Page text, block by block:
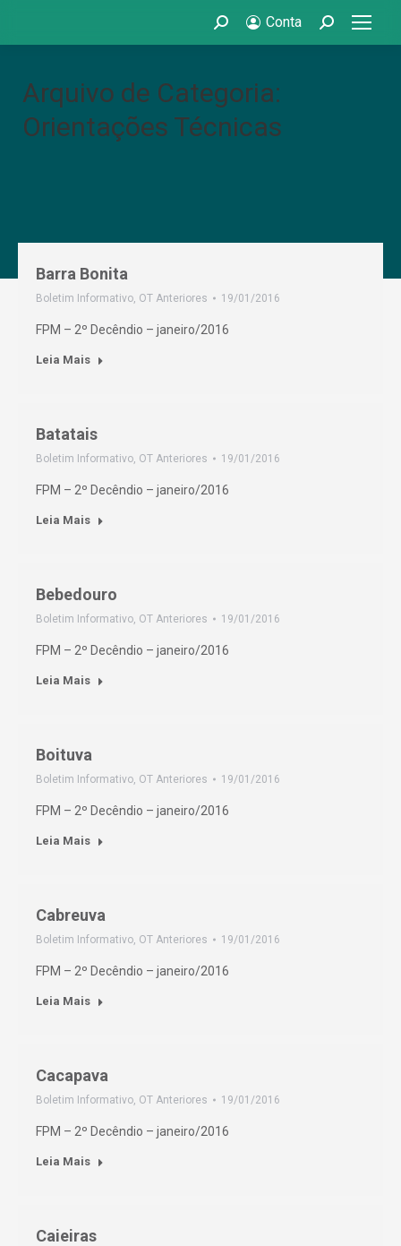
Search: Conta Search:
Arquivo de Categoria:
Orientações Técnicas
Barra Bonita
Boletim Informativo, OT Anteriores 19/01/2016
FPM – 2º Decêndio – janeiro/2016
Leia Mais
Batatais
Boletim Informativo, OT Anteriores 19/01/2016
FPM – 2º Decêndio – janeiro/2016
Leia Mais
Bebedouro
Boletim Informativo, OT Anteriores 19/01/2016
FPM – 2º Decêndio – janeiro/2016
Leia Mais
Boituva
Boletim Informativo, OT Anteriores 19/01/2016
FPM – 2º Decêndio – janeiro/2016
Leia Mais
Cabreuva
Boletim Informativo, OT Anteriores 19/01/2016
FPM – 2º Decêndio – janeiro/2016
Leia Mais
Cacapava
Boletim Informativo, OT Anteriores 19/01/2016
FPM – 2º Decêndio – janeiro/2016
Leia Mais
Caieiras